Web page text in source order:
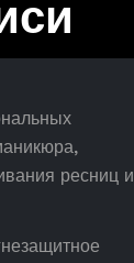
ресниц и